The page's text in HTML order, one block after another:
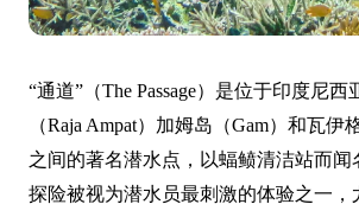
“通道”（The Passage）是位于印度尼
（Raja Ampat）加姆岛（Gam）和瓦伊
之间的著名潜水点，以蝠鲼清洁站而闻
探险被视为潜水员最刺激的体验之一，